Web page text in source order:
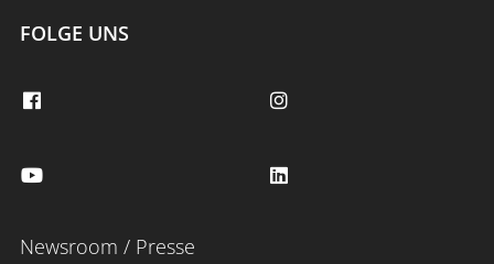
FOLGE UNS
Newsroom / Presse